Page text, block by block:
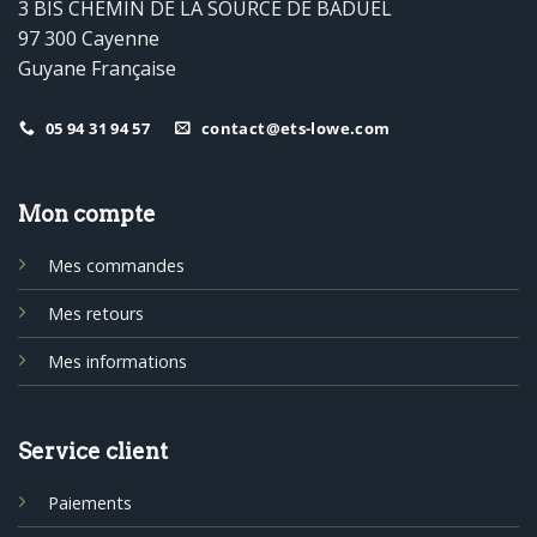
3 BIS CHEMIN DE LA SOURCE DE BADUEL
97 300 Cayenne
Guyane Française
05 94 31 94 57 contact@ets-lowe.com
Mon compte
Mes commandes
Mes retours
Mes informations
Service client
Paiements